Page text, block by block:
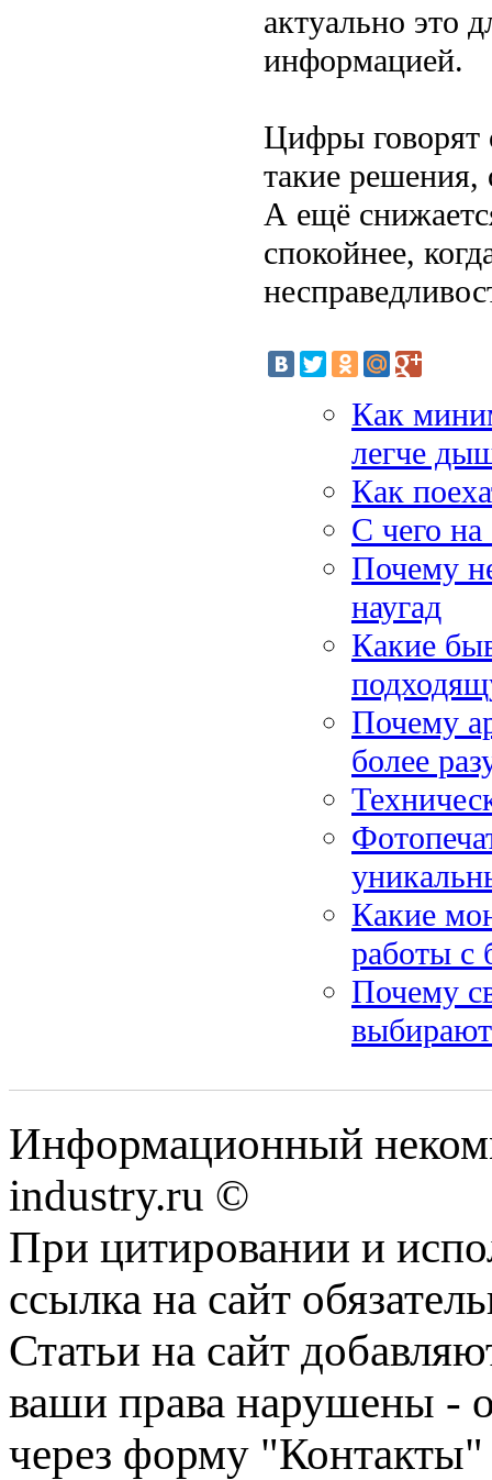
актуально это
информацией.
Цифры говорят
такие решения,
А ещё
спокойнее,
Как
легче
Как
С чего на
Почему
наугад
Какие
Почему
более
Какие
работы с
Почему
Информационный
industry.ru ©
При цитировании и
ссылка на сайт
Статьи на сайт
ваши права нарушены -
через форму "Контакты"